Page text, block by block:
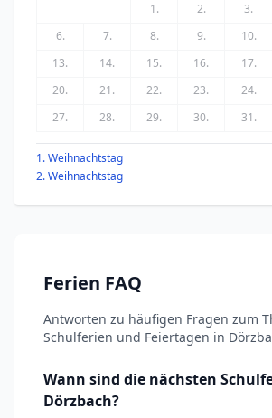
1.
2. 3.
6.
7. 8. 9. 10.
13.
14. 15. 16. 17.
20.
21. 22. 23. 24.
27.
28. 29. 30. 31.
1. Weihnachtstag
2. Weihnachtstag
Ferien FAQ
Antworten zu häufigen Fragen zum
Schulferien und Feiertagen in
Wann sind die nächsten
Dörzbach?